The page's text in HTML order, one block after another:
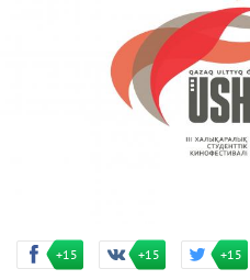
+15 +15 +15